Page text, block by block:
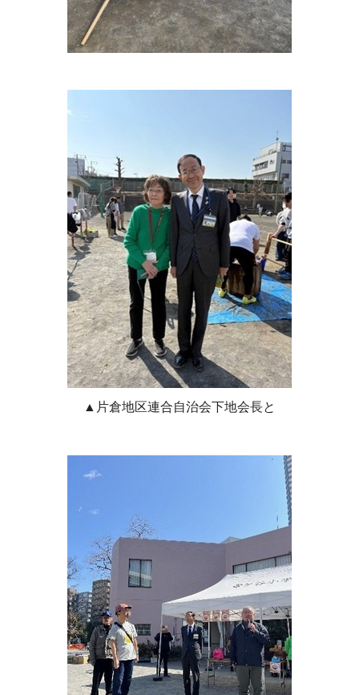
▲片倉地区連合自治会下地会長と